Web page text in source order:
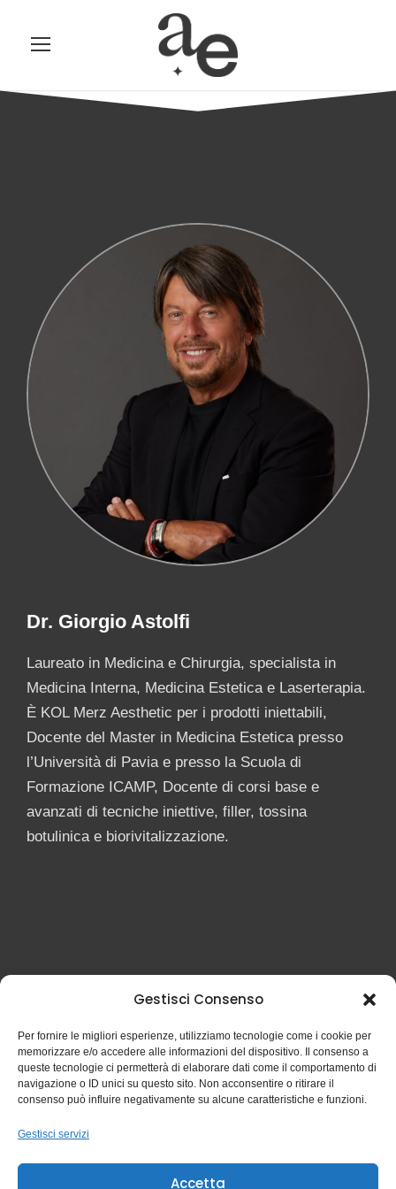
Gestisci Consenso
Per fornire le migliori esperienze, utilizziamo tecnologie come i cookie per
memorizzare e/o accedere alle informazioni del dispositivo. Il consenso a
queste tecnologie ci permetterà di elaborare dati come il comportamento di
navigazione o ID unici su questo sito. Non acconsentire o ritirare il
consenso può influire negativamente su alcune caratteristiche e funzioni.
Gestisci servizi
Accetta
Dr. Giorgio Astolfi
Laureato in Medicina e Chirurgia, specialista in
Medicina Interna, Medicina Estetica e Laserterapia.
È KOL Merz Aesthetic per i prodotti iniettabili,
Docente del Master in Medicina Estetica presso
l’Università di Pavia e presso la Scuola di
Formazione ICAMP, Docente di corsi base e
avanzati di tecniche iniettive, filler, tossina
botulinica e biorivitalizzazione.
Iscritto al n. 62 del registro di medicina ad indirizzo estetico
Ordine Medici di Milano